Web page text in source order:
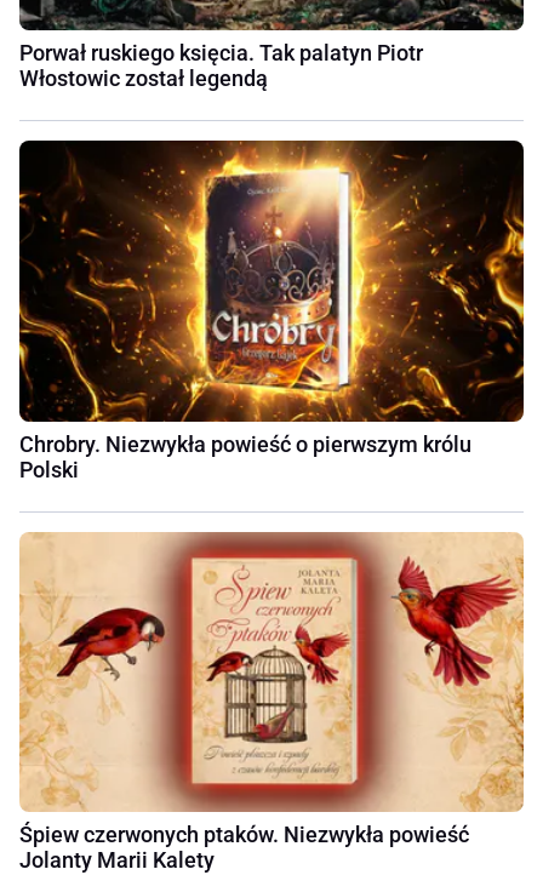
Porwał ruskiego księcia. Tak palatyn Piotr
Włostowic został legendą
Chrobry. Niezwykła powieść o pierwszym królu
Polski
Śpiew czerwonych ptaków. Niezwykła powieść
Jolanty Marii Kalety